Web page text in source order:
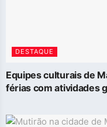
DESTAQUE
Equipes culturais de
férias com atividades